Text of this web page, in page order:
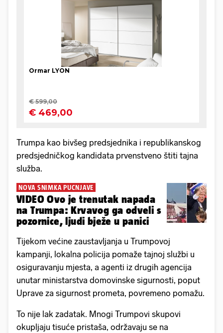
Trumpa kao bivšeg predsjednika i republikanskog
predsjedničkog kandidata prvenstveno štiti tajna
služba.
NOVA SNIMKA PUCNJAVE
VIDEO Ovo je trenutak napada
na Trumpa: Krvavog ga odveli s
pozornice, ljudi bježe u panici
Tijekom većine zaustavljanja u Trumpovoj
kampanji, lokalna policija pomaže tajnoj službi u
osiguravanju mjesta, a agenti iz drugih agencija
unutar ministarstva domovinske sigurnosti, poput
Uprave za sigurnost prometa, povremeno pomažu.
To nije lak zadatak. Mnogi Trumpovi skupovi
okupljaju tisuće pristaša, održavaju se na